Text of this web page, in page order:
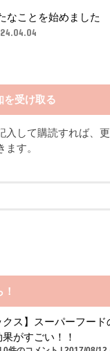
なことを始めました
を受け取る
入して購読すれば、
ます。
クス】スーパーフード
がすごい！！